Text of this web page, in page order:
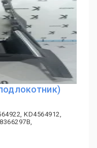
KD4564912,